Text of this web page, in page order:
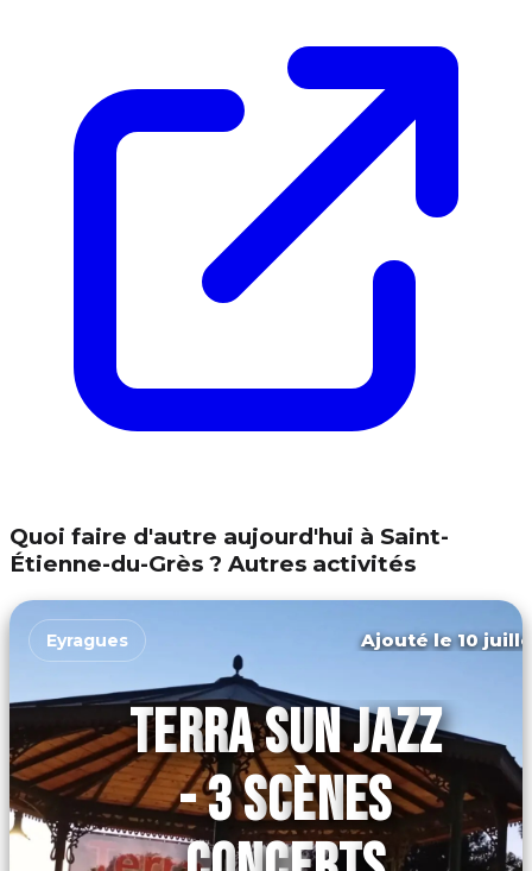
Quoi faire d'autre aujourd'hui à Saint-
Étienne-du-Grès ? Autres activités
Eyragues Ajouté le 10
TERRA SUN JAZZ
- 3 SCÈNES